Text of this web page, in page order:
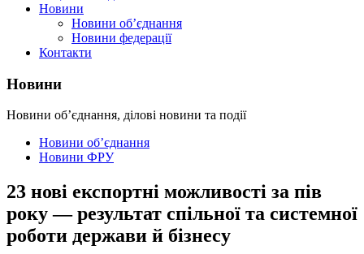
Новини
Новини об’єднання
Новини федерації
Контакти
Новини
Новини об’єднання, ділові новини та події
Новини об’єднання
Новини ФРУ
23 нові експортні можливості за пів
року — результат спільної та системної
роботи держави й бізнесу